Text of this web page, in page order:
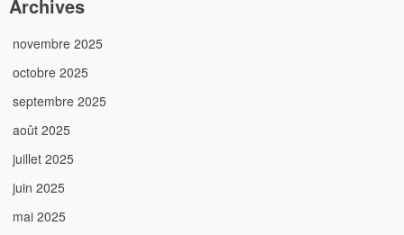
Archives
novembre 2025
octobre 2025
septembre 2025
août 2025
juillet 2025
juin 2025
mai 2025